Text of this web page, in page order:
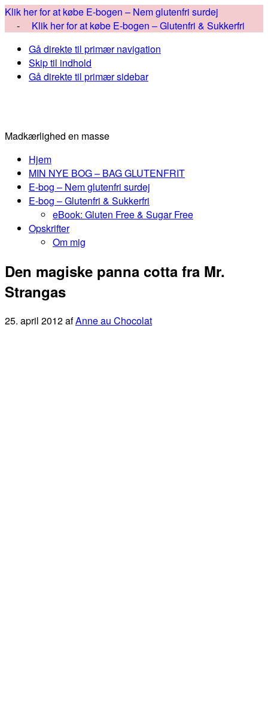
Klik her for at købe E-bogen – Nem glutenfri surdej
- Klik her for at købe E-bogen – Glutenfri & Sukkerfri
Gå direkte til primær navigation
Skip til indhold
Gå direkte til primær sidebar
Madkærlighed en masse
Hjem
MIN NYE BOG – BAG GLUTENFRIT
E-bog – Nem glutenfri surdej
E-bog – Glutenfri & Sukkerfri
eBook: Gluten Free & Sugar Free
Opskrifter
Om mig
Den magiske panna cotta fra Mr.
Strangas
25. april 2012afAnne au Chocolat